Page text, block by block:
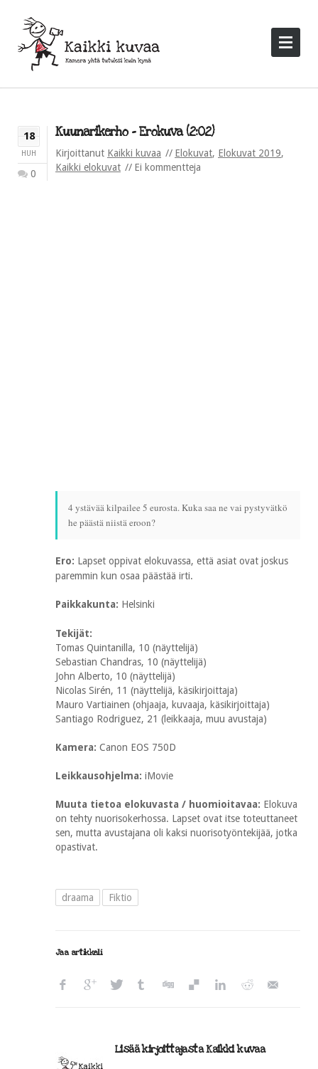
18
HUH
0
Kuunarikerho – Erokuva (2:02)
Kirjoittanut Kaikki kuvaa Elokuvat, Elokuvat 2019,
Kaikki elokuvat
Ei kommentteja
4 ystävää kilpailee 5 eurosta. Kuka saa ne vai pystyvätkö
he päästä niistä eroon?
Ero: Lapset oppivat elokuvassa, että asiat ovat joskus
paremmin kun osaa päästää irti.
Paikkakunta: Helsinki
Tekijät:
Tomas Quintanilla, 10 (näyttelijä)
Sebastian Chandras, 10 (näyttelijä)
John Alberto, 10 (näyttelijä)
Nicolas Sirén, 11 (näyttelijä, käsikirjoittaja)
Mauro Vartiainen (ohjaaja, kuvaaja, käsikirjoittaja)
Santiago Rodriguez, 21 (leikkaaja, muu avustaja)
Kamera: Canon EOS 750D
Leikkausohjelma: iMovie
Muuta tietoa elokuvasta / huomioitavaa: Elokuva
on tehty nuorisokerhossa. Lapset ovat itse toteuttaneet
sen, mutta avustajana oli kaksi nuorisotyöntekijää, jotka
opastivat.
draama Fiktio
Jaa artikkeli
Lisää kirjoittajasta Kaikki kuvaa